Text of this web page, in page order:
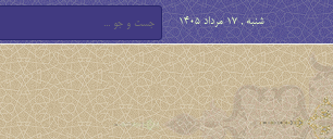
شنبه , 17 مرداد 1405